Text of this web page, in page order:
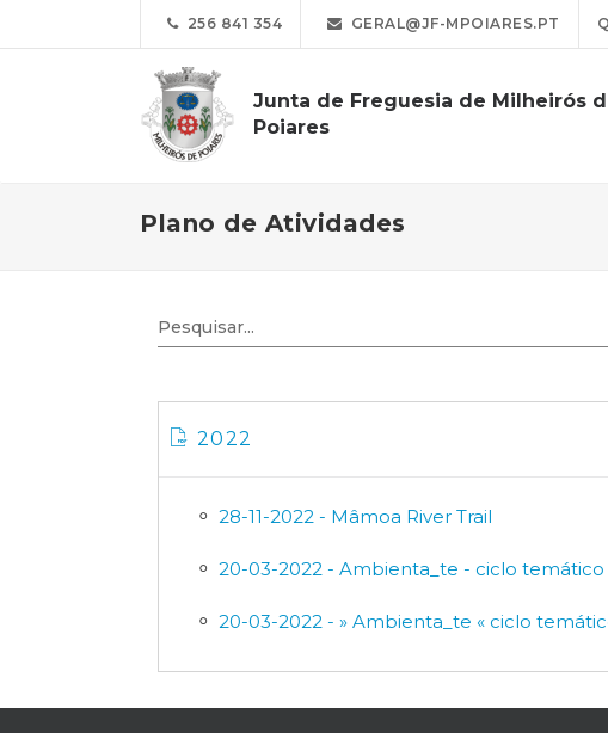
256 841 354 GERAL@JF-MPOIARES.PT
Junta de Freguesia de Milheirós
Poiares
Plano de Atividades
2022
28-11-2022 - Mâmoa River Trail
20-03-2022 - Ambienta_te - ciclo
20-03-2022 - » Ambienta_te « ciclo